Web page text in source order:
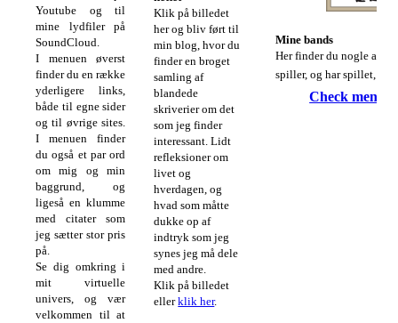
Youtube og til
mine lydfiler på
SoundCloud.
I menuen øverst
finder du en række
yderligere links,
både til egne sider
og til øvrige sites.
I menuen finder
du også et par ord
om mig og min
baggrund, og
ligeså en klumme
med citater som
jeg sætter stor pris
på.
Se dig omkring i
mit virtuelle
univers, og vær
velkommen til at
Klik på billedet
her og bliv ført til
min blog, hvor du
finder en broget
samling af
blandede
skriverier om det
som jeg finder
interessant. Lidt
refleksioner om
livet og
hverdagen, og
hvad som måtte
dukke op af
indtryk som jeg
synes jeg må dele
med andre.
Klik på billedet
ellerklik her.
Mine bands
Her finder du nogle af de
spiller, og har spillet,
Check